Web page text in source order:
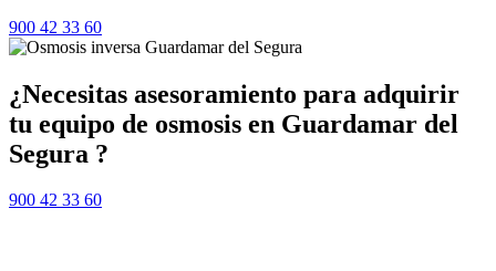
900 42 33 60
¿Necesitas asesoramiento para adquirir
tu equipo de osmosis en Guardamar del
Segura ?
900 42 33 60